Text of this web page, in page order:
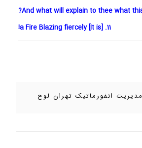
11. [It is] a Fire Blazing fiercely!
مدیریت انفورماتیک تهران لوح